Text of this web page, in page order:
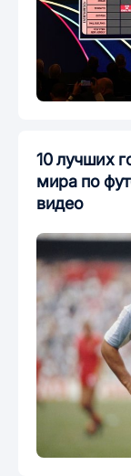
10 лучших
мира по
видео